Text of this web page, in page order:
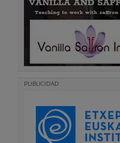
PUBLICIDAD